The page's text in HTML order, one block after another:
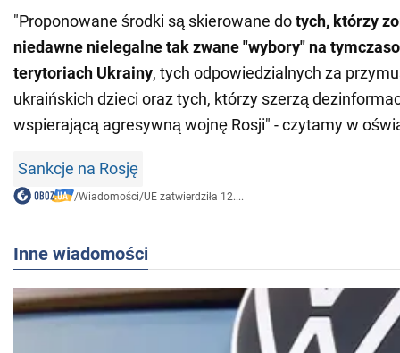
"Proponowane środki są skierowane dotych, którzy
niedawne nielegalne tak zwane "wybory" na
terytoriach Ukrainy, tych odpowiedzialnych za
ukraińskich dzieci oraz tych, którzy szerzą
wspierającą agresywną wojnę Rosji" - czytamy w
Sankcje na Rosję
/Wiadomości/UE zatwierdziła 12....
Inne wiadomości